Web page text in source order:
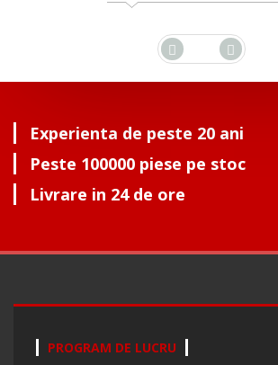
Experienta de peste 20 ani
Peste 100000 piese pe stoc
Livrare in 24 de ore
PROGRAM DE LUCRU